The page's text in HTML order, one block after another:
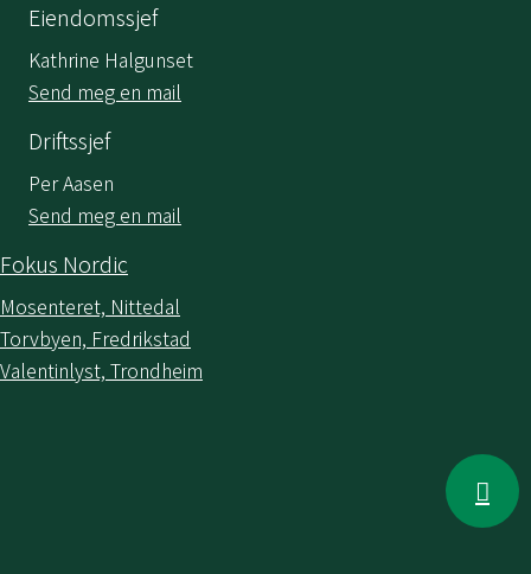
Eiendomssjef
Kathrine Halgunset
Send meg en mail
Driftssjef
Per Aasen
Send meg en mail
Fokus Nordic
Mosenteret, Nittedal
Torvbyen, Fredrikstad
Valentinlyst, Trondheim